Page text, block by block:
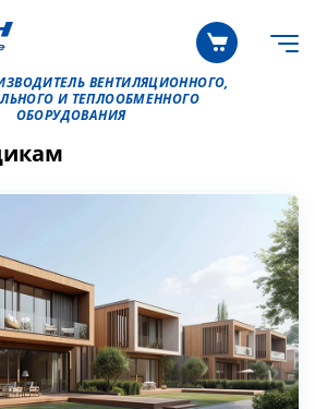
ВЕНТИЛЯЦИОННОГО,
И ТЕПЛООБМЕННОГО
ОБОРУДОВАНИЯ